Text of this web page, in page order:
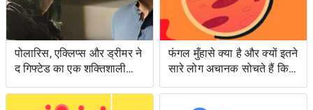
पोलारिस, एक्लिप्स और ड्रीमर ने
द गिफ्टेड का एक शक्तिशाली
एपिसोड लंगर डाला
फंगल मुँहासे क्या है और क्यों इतने
सारे लोग अचानक सोचते हैं कि
उनके पास क्या है?